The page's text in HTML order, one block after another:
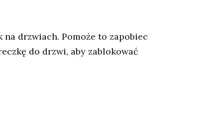
drzwiach. Pomoże to zapobiec
do drzwi, aby zablokować